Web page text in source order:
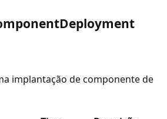
Deployment
implantação de componente de